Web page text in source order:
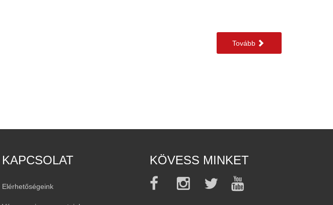
Tovább
KAPCSOLAT
Elérhetőségeink
KÖVESS MINKET